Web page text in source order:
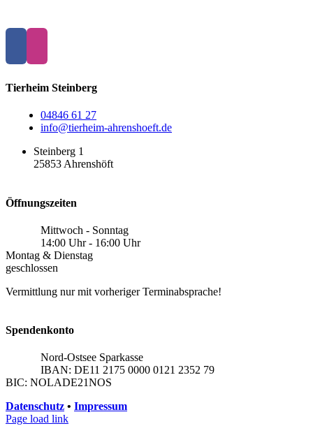
Tierheim Steinberg
04846 61 27
info@tierheim-ahrenshoeft.de
Steinberg 1
25853 Ahrenshöft
Öffnungszeiten
Mittwoch - Sonntag
14:00 Uhr - 16:00 Uhr
Montag & Dienstag
geschlossen
Vermittlung nur mit vorheriger Terminabsprache!
Spendenkonto
Nord-Ostsee Sparkasse
IBAN: DE11 2175 0000 0121 2352 79
BIC: NOLADE21NOS
Datenschutz • Impressum
Page load link